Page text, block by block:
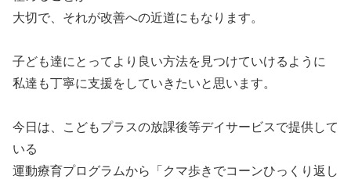
大切で、それが改善への近道にもなります。
子ども達にとってより良い方法を見つけていけるように
私達も丁寧に支援をしていきたいと思います。
今日は、こどもプラスの放課後等デイサービスで提供して
いる
運動療育プログラムから「クマ歩きでコーンひっくり返し